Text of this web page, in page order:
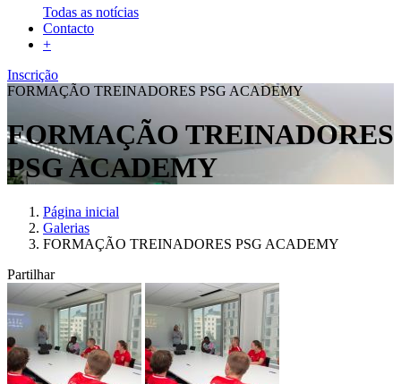
Todas as notícias
Contacto
+
Inscrição
FORMAÇÃO TREINADORES PSG ACADEMY
FORMAÇÃO TREINADORES
PSG ACADEMY
Página inicial
Galerias
FORMAÇÃO TREINADORES PSG ACADEMY
Partilhar